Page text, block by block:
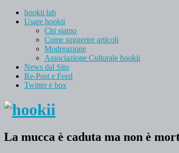
hookii lab
Usare hookii
Chi siamo
Come suggerire articoli
Moderazione
Associazione Culturale hookii
News dal Sito
Re-Post e Feed
Twitter e box
La mucca è caduta ma non è